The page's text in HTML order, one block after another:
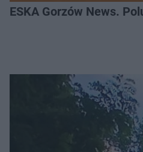
ESKA Gorzów News.